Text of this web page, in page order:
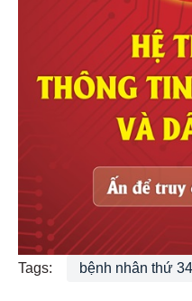
Tags: bệnh nhân thứ 34